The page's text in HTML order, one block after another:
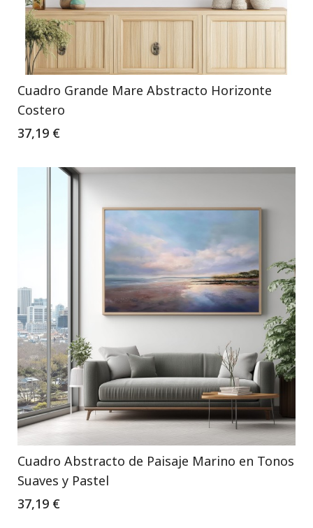
Cuadro Grande Mare Abstracto Horizonte
Costero
37,19 €
Cuadro Abstracto de Paisaje Marino en Tonos
Suaves y Pastel
37,19 €